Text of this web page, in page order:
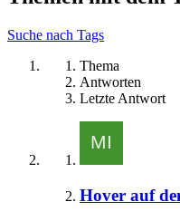
Suche nach Tags
Thema
Antworten
Letzte Antwort
Hover auf